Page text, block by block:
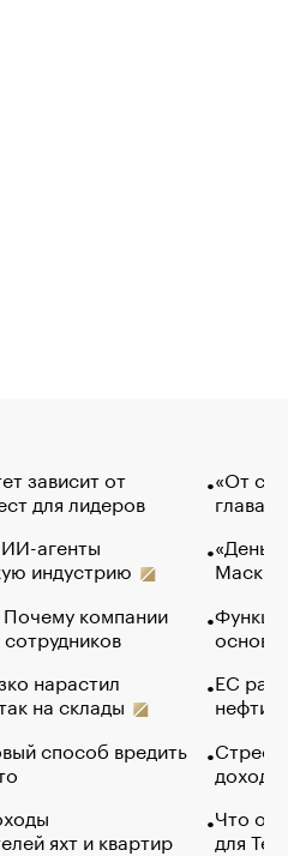
зависит от
для лидеров
агенты
индустрию
компании
нарастил
на склады
способ вредить
яхт и квартир
«От
глава
Маск в
основ
ЕС
нефти
Что
для